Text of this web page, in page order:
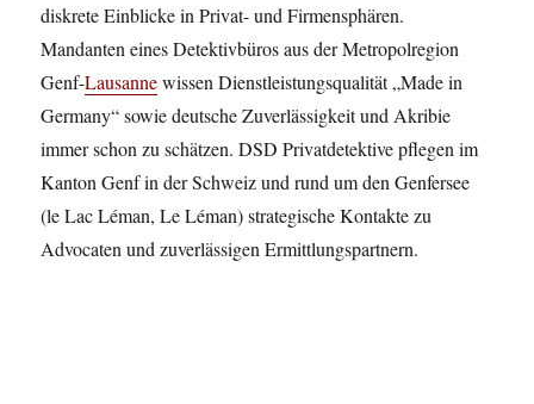
diskrete Einblicke in Privat- und Firmensphären.
Mandanten eines Detektivbüros aus der Metropolregion
Genf-Lausannewissen Dienstleistungsqualität „Made in
Germany“ sowie deutsche Zuverlässigkeit und Akribie
immer schon zu schätzen. DSD Privatdetektive pflegen im
Kanton Genf in der Schweiz und rund um den Genfersee
(le Lac Léman, Le Léman) strategische Kontakte zu
Advocaten und zuverlässigen Ermittlungspartnern.